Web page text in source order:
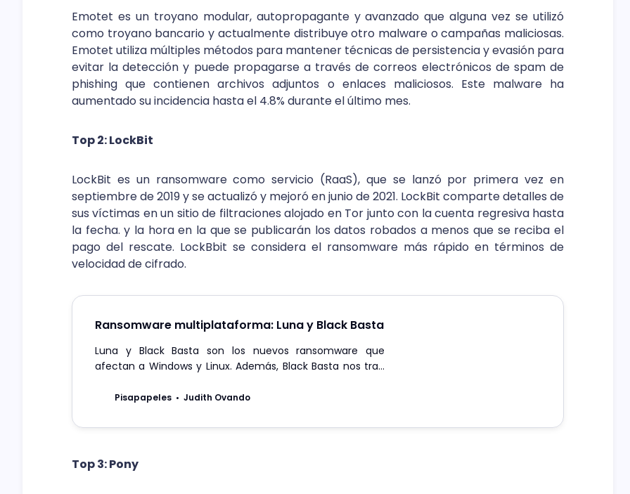
Emotet es un troyano modular, autopropagante y avanzado que alguna vez se utilizó
como troyano bancario y actualmente distribuye otro malware o campañas maliciosas.
Emotet utiliza múltiples métodos para mantener técnicas de persistencia y evasión para
evitar la detección y puede propagarse a través de correos electrónicos de spam de
phishing que contienen archivos adjuntos o enlaces maliciosos. Este malware ha
aumentado su incidencia hasta el 4.8% durante el último mes.
Top 2: LockBit
LockBit es un ransomware como servicio (RaaS), que se lanzó por primera vez en
septiembre de 2019 y se actualizó y mejoró en junio de 2021. LockBit comparte detalles de
sus víctimas en un sitio de filtraciones alojado en Tor junto con la cuenta regresiva hasta
la fecha. y la hora en la que se publicarán los datos robados a menos que se reciba el
pago del rescate. LockBbit se considera el ransomware más rápido en términos de
velocidad de cifrado.
Ransomware multiplataforma: Luna y Black Basta
Luna y Black Basta son los nuevos ransomware que
afectan a Windows y Linux. Además, Black Basta nos trae
Pisapapeles Judith Ovando
Top 3: Pony